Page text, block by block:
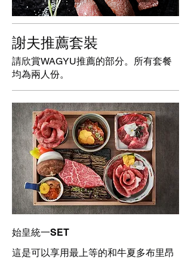
謝夫推薦套裝
請欣賞WAGYU推薦的部分。所有套餐
均為兩人份。
始皇統一SET
這是可以享用最上等的和牛夏多布里昂